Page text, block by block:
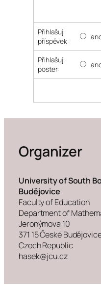
Přihlašuji
příspěvek:
Přihlašuji
poster:
Organizer
University of South
Budějovice
Faculty of Education
Department of
Jeronýmova 10
371 15 České
Czech Republic
hasek@jcu.cz